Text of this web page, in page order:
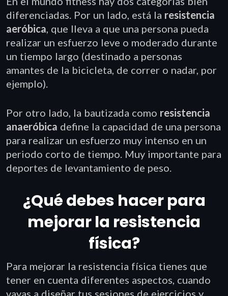
diferenciadas. Por un lado, está la resistencia
aeróbica, que lleva a que una persona pueda
realizar un esfuerzo leve o moderado durante
un tiempo largo (destinado a personas
amantes de la bicicleta, de correr o nadar, por
ejemplo).
Por otro lado, la bautizada como resistencia
anaeróbica define la capacidad de una persona
para realizar un esfuerzo muy intenso en un
periodo corto de tiempo. Muy importante para
deportes de levantamiento de peso.
¿Qué debes hacer para
mejorar la resistencia
física?
Para mejorar la resistencia física tienes que
tener en cuenta diferentes aspectos, cuando
vayas a diseñar tus sesiones de ejercicios y